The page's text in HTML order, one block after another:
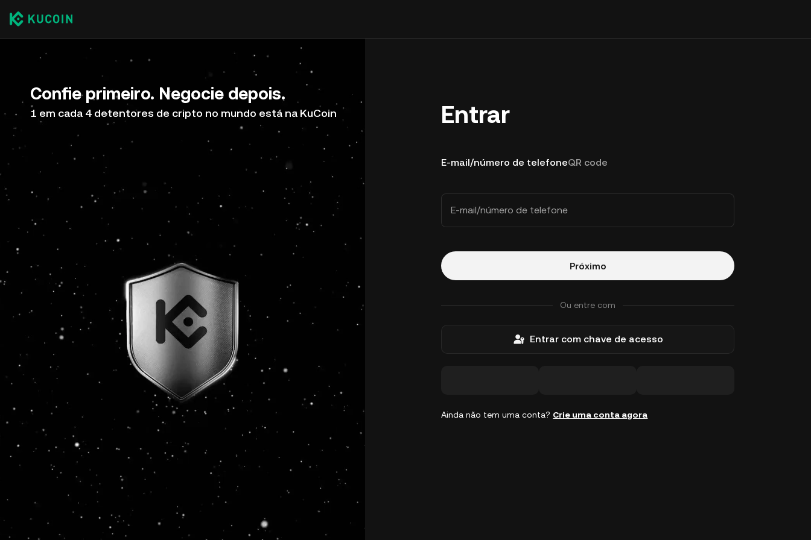
Confie primeiro. Negocie depois.
1 em cada 4 detentores de cripto no mundo está na KuCoin Entrar
E-mail/número de telefoneQR code
E-mail/número de telefone
Próximo
Ou entre com
Entrar com chave de acesso
Ainda não tem uma conta? Crie uma conta agora